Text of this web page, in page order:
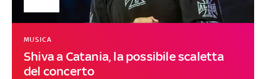
Shiva a Catania, la possibile scaletta
del concerto
MUSICA